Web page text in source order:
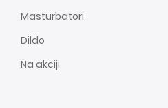
Masturbatori
Dildo
Na akciji